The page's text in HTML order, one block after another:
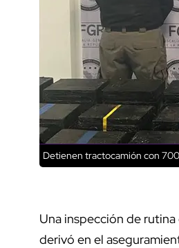
Detienen tractocamión con
Una inspección de rutina
derivó en el